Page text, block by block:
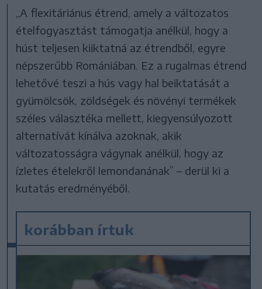
„A flexitáriánus étrend, amely a változatos
ételfogyasztást támogatja anélkül, hogy a
húst teljesen kiiktatná az étrendből, egyre
népszerűbb Romániában. Ez a rugalmas étrend
lehetővé teszi a hús vagy hal beiktatását a
gyümölcsök, zöldségek és növényi termékek
széles választéka mellett, kiegyensúlyozott
alternatívát kínálva azoknak, akik
változatosságra vágynak anélkül, hogy az
ízletes ételekről lemondanának” – derül ki a
kutatás eredményéből.
korábban írtuk